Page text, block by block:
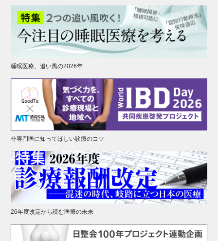
睡眠医療、追い風の2026年
非専門医に知ってほしい診療のコツ
26年度改定から読む医療の未来